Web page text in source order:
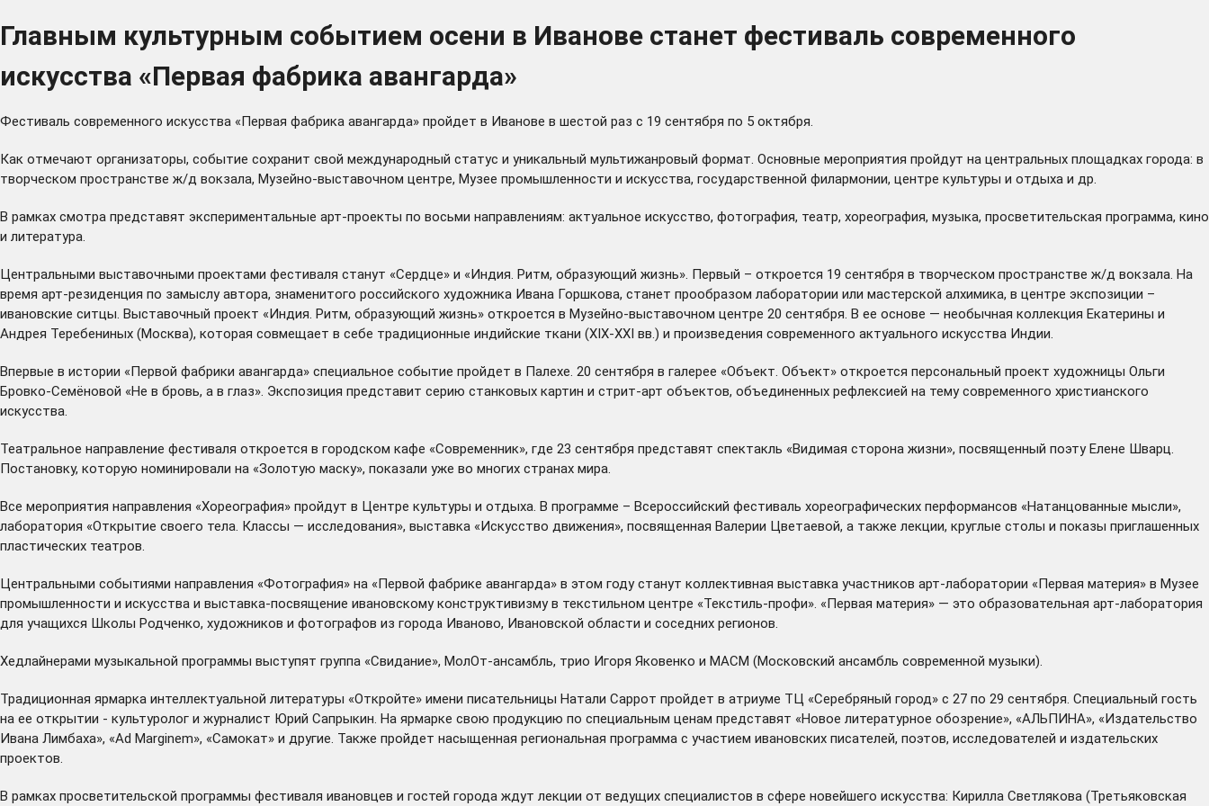
Главным культурным событием осени в Иванове станет фестиваль современного
искусства «Первая фабрика авангарда»
Фестиваль современного искусства «Первая фабрика авангарда» пройдет в Иванове в шестой раз с 19 сентября по 5 октября.
Как отмечают организаторы, событие сохранит свой международный статус и уникальный мультижанровый формат. Основные мероприятия пройдут на центральных площадках города: в
творческом пространстве ж/д вокзала, Музейно-выставочном центре, Музее промышленности и искусства, государственной филармонии, центре культуры и отдыха и др.
В рамках смотра представят экспериментальные арт-проекты по восьми направлениям: актуальное искусство, фотография, театр, хореография, музыка, просветительская программа, кино
и литература.
Центральными выставочными проектами фестиваля станут «Сердце» и «Индия. Ритм, образующий жизнь». Первый – откроется 19 сентября в творческом пространстве ж/д вокзала. На
время арт-резиденция по замыслу автора, знаменитого российского художника Ивана Горшкова, станет прообразом лаборатории или мастерской алхимика, в центре экспозиции –
ивановские ситцы. Выставочный проект «Индия. Ритм, образующий жизнь» откроется в Музейно-выставочном центре 20 сентября. В ее основе — необычная коллекция Екатерины и
Андрея Теребениных (Москва), которая совмещает в себе традиционные индийские ткани (ХIХ-ХХI вв.) и произведения современного актуального искусства Индии.
Впервые в истории «Первой фабрики авангарда» специальное событие пройдет в Палехе. 20 сентября в галерее «Объект. Объект» откроется персональный проект художницы Ольги
Бровко-Семёновой «Не в бровь, а в глаз». Экспозиция представит серию станковых картин и стрит-арт объектов, объединенных рефлексией на тему современного христианского
искусства.
Театральное направление фестиваля откроется в городском кафе «Современник», где 23 сентября представят спектакль «Видимая сторона жизни», посвященный поэту Елене Шварц.
Постановку, которую номинировали на «Золотую маску», показали уже во многих странах мира.
Все мероприятия направления «Хореография» пройдут в Центре культуры и отдыха. В программе – Всероссийский фестиваль хореографических перформансов «Натанцованные мысли»,
лаборатория «Открытие своего тела. Классы — исследования», выставка «Искусство движения», посвященная Валерии Цветаевой, а также лекции, круглые столы и показы приглашенных
пластических театров.
Центральными событиями направления «Фотография» на «Первой фабрике авангарда» в этом году станут коллективная выставка участников арт-лаборатории «Первая материя» в Музее
промышленности и искусства и выставка-посвящение ивановскому конструктивизму в текстильном центре «Текстиль-профи». «Первая материя» — это образовательная арт-лаборатория
для учащихся Школы Родченко, художников и фотографов из города Иваново, Ивановской области и соседних регионов.
Хедлайнерами музыкальной программы выступят группа «Свидание», МолОт-ансамбль, трио Игоря Яковенко и МАСМ (Московский ансамбль современной музыки).
Традиционная ярмарка интеллектуальной литературы «Откройте» имени писательницы Натали Саррот пройдет в атриуме ТЦ «Серебряный город» с 27 по 29 сентября. Специальный гость
на ее открытии - культуролог и журналист Юрий Сапрыкин. На ярмарке свою продукцию по специальным ценам представят «Новое литературное обозрение», «АЛЬПИНА», «Издательство
Ивана Лимбаха», «Ad Marginem», «Самокат» и другие. Также пройдет насыщенная региональная программа с участием ивановских писателей, поэтов, исследователей и издательских
проектов.
В рамках просветительской программы фестиваля ивановцев и гостей города ждут лекции от ведущих специалистов в сфере новейшего искусства: Кирилла Светлякова (Третьяковская